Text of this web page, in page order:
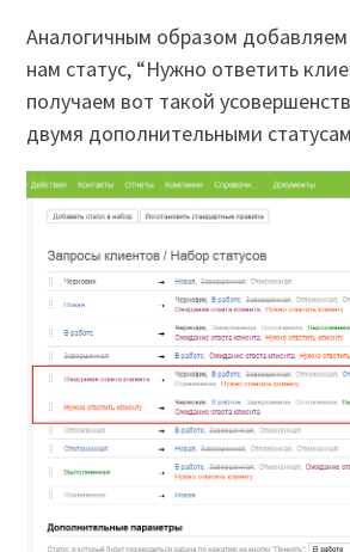
Аналогичным образом
нам статус, “Нужно ответить
получаем вот такой
двумя дополнительными